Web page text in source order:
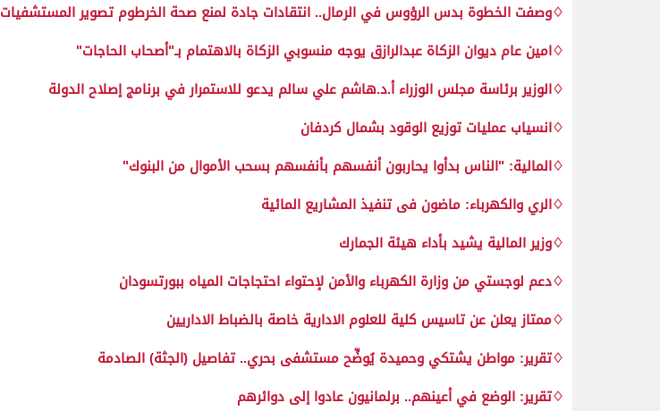
♢وصفت الخطوة بدس الرؤوس في الرمال.. انتقادات جادة لمنع صحة الخرطوم تصوير المستشفيات
♢امين عام ديوان الزكاة عبدالرازق يوجه منسوبي الزكاة بالاهتمام بـ"أصحاب الحاجات"
♢الوزير برئاسة مجلس الوزراء أ.د.هاشم علي سالم يدعو للاستمرار في برنامج إصلاح الدولة
♢انسياب عمليات توزيع الوقود بشمال كردفان
♢المالية: "الناس بدأوا يحاربون أنفسهم بأنفسهم بسحب الأموال من البنوك"
♢الري والكهرباء: ماضون فى تنفيذ المشاريع المائية
♢وزير المالية يشيد بأداء هيئة الجمارك
♢دعم لوجستي من وزارة الكهرباء والأمن لإحتواء احتجاجات المياه ببورتسودان
♢ممتاز يعلن عن تاسيس كلية للعلوم الادارية خاصة بالضباط الاداريين
♢تقرير: مواطن يشتكي وحميدة يُوضِّح مستشفى بحري.. تفاصيل (الجثة) الصادمة
♢تقرير: الوضع في أعينهم.. برلمانيون عادوا إلى دوائرهم